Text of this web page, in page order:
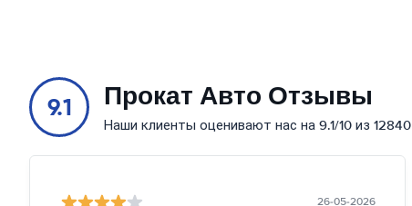
9.1 Прокат Авто Отзывы
Наши клиенты оценивают нас на 9.1/10 из 12840
26-05-2026